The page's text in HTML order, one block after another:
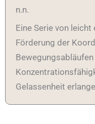
n.n.
Eine Serie von
Förderung der
Gelassenheit